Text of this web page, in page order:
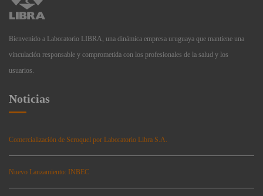
Bienvenido a Laboratorio LIBRA, una dinámica empresa uruguaya que mantiene una
vinculación responsable y comprometida con los profesionales de la salud y los
usuarios.
Noticias
Comercialización de Seroquel por Laboratorio Libra S.A.
Nuevo Lanzamiento: INBEC